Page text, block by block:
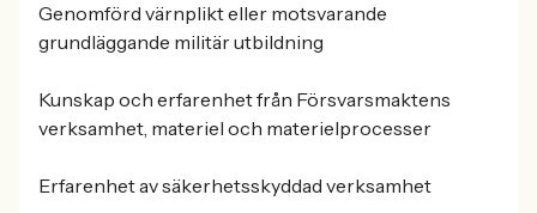
Genomförd värnplikt eller motsvarande
grundläggande militär utbildning
Kunskap och erfarenhet från Försvarsmaktens
verksamhet, materiel och materielprocesser
Erfarenhet av säkerhetsskyddad verksamhet